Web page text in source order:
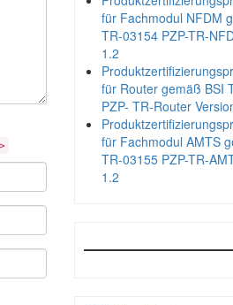
für Fachmodul NFDM
TR-03154 PZP-TR-
1.2
für Router gemäß BSI
PZP- TR-Router
für Fachmodul AMTS
TR-03155 PZP-TR-
1.2